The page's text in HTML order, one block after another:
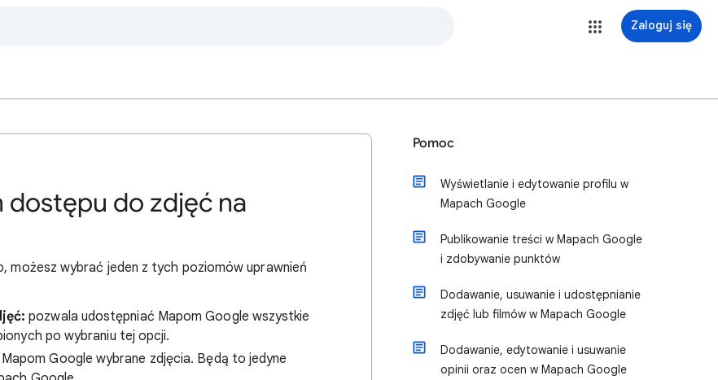
Zaloguj się
dostępu do zdjęć na
możesz wybrać jeden z tych poziomów uprawnień
pozwala udostępniać Mapom Google wszystkie
po wybraniu tej opcji.
Google wybrane zdjęcia. Będą to jedyne
Pomoc
Wyświetlanie i edytowanie profilu w
Mapach Google
Publikowanie treści w Mapach Google
i zdobywanie punktów
Dodawanie, usuwanie i udostępnianie
zdjęć lub filmów w Mapach Google
Dodawanie, edytowanie i usuwanie
opinii oraz ocen w Mapach Google